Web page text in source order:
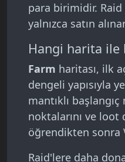
para birimidir. Raid
yalnızca satın
Hangi harita ile
Farm haritası, ilk
dengeli yapısıyla
mantıklı başlangıç
noktalarını ve loot
öğrendikten sonra
Raid'lere daha